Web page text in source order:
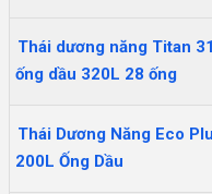
Thái dương năng Titan
ống dầu 320L 28 ống
Thái Dương Năng Eco
200L Ống Dầu